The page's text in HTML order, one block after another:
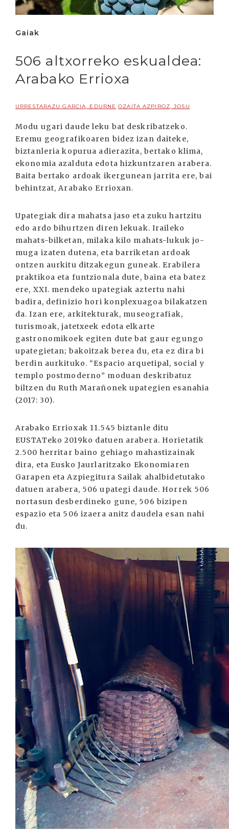
Gaiak
506 altxorreko eskualdea:
Arabako Errioxa
URRESTARAZU GARCIA, EDURNE OZAITA AZPIROZ, JOSU
Modu ugari daude leku bat deskribatzeko.
Eremu geografikoaren bidez izan daiteke,
biztanleria kopurua adierazita, bertako klima,
ekonomia azalduta edota hizkuntzaren arabera.
Baita bertako ardoak ikergunean jarrita ere, bai
behintzat, Arabako Errioxan.
Upategiak dira mahatsa jaso eta zuku hartzitu
edo ardo bihurtzen diren lekuak. Iraileko
mahats-bilketan, milaka kilo mahats-lukuk jo-
muga izaten dutena, eta barriketan ardoak
ontzen aurkitu ditzakegun guneak. Erabilera
praktikoa eta funtzionala dute, baina eta batez
ere, XXI. mendeko upategiak aztertu nahi
badira, definizio hori konplexuagoa bilakatzen
da. Izan ere, arkitekturak, museografiak,
turismoak, jatetxeek edota elkarte
gastronomikoek egiten dute bat gaur egungo
upategietan; bakoitzak berea du, eta ez dira bi
berdin aurkituko. “Espacio arquetipal, social y
templo postmoderno” moduan deskribatuz
biltzen du Ruth Marañonek upategien esanahia
(2017: 30).
Arabako Errioxak 11.545 biztanle ditu
EUSTATeko 2019ko datuen arabera. Horietatik
2.500 herritar baino gehiago mahastizainak
dira, eta Eusko Jaurlaritzako Ekonomiaren
Garapen eta Azpiegitura Sailak ahalbidetutako
datuen arabera, 506 upategi daude. Horrek 506
nortasun desberdineko gune, 506 bizipen
espazio eta 506 izaera anitz daudela esan nahi
du.